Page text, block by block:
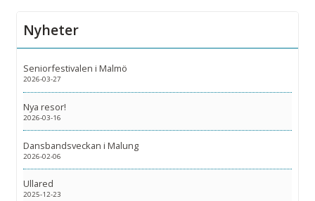
Nyheter
Seniorfestivalen i Malmö
2026-03-27
Nya resor!
2026-03-16
Dansbandsveckan i Malung
2026-02-06
Ullared
2025-12-23